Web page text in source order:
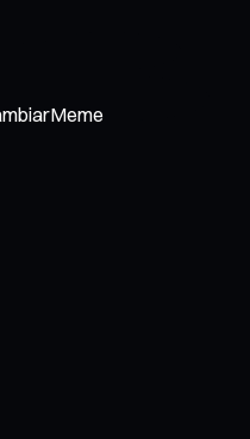
Meme